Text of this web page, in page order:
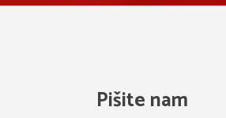
Pišite nam